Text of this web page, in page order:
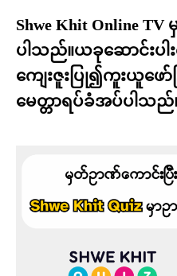
Shwe Khit Online
ပါသည်။ယခုဆောင်းပါး
ကျေးဇူးပြု၍ကူးယူဖော်ပ
မေတ္တာရပ်ခံအပ်ပါသည်